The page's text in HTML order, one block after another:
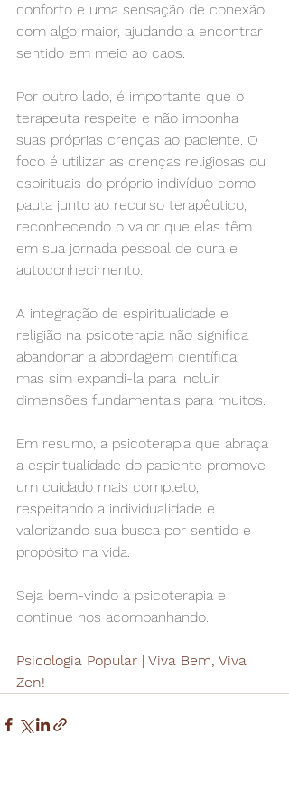
conforto e uma sensação de conexão
com algo maior, ajudando a encontrar
sentido em meio ao caos.
Por outro lado, é importante que o
terapeuta respeite e não imponha
suas próprias crenças ao paciente. O
foco é utilizar as crenças religiosas ou
espirituais do próprio indivíduo como
pauta junto ao recurso terapêutico,
reconhecendo o valor que elas têm
em sua jornada pessoal de cura e
autoconhecimento.
A integração de espiritualidade e
religião na psicoterapia não significa
abandonar a abordagem científica,
mas sim expandi-la para incluir
dimensões fundamentais para muitos.
Em resumo, a psicoterapia que abraça
a espiritualidade do paciente promove
um cuidado mais completo,
respeitando a individualidade e
valorizando sua busca por sentido e
propósito na vida.
Seja bem-vindo à psicoterapia e
continue nos acompanhando.
Psicologia Popular | Viva Bem, Viva
Zen!